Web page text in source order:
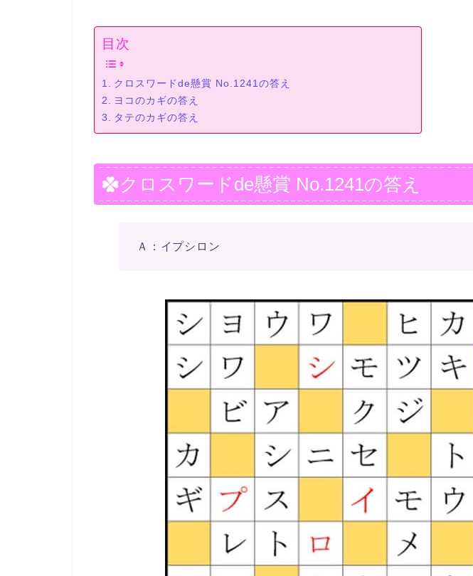
目次
クロスワードde懸賞 No.1241の答え
ヨコのカギの答え
タテのカギの答え
クロスワードde懸賞 No.1241の答え
Ａ：イプシロン